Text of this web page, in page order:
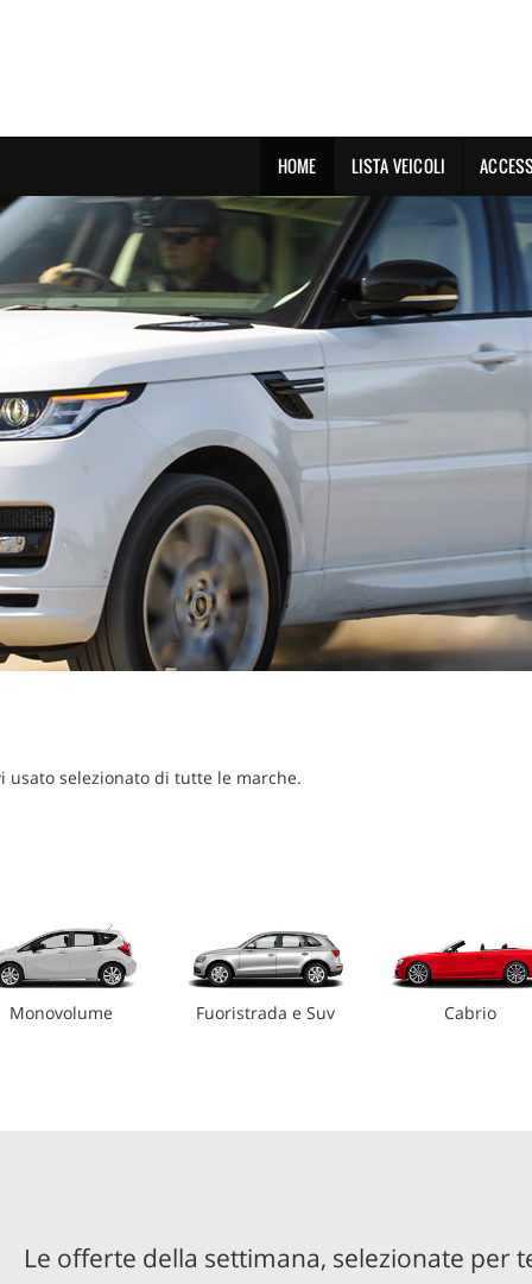
HOME LISTA VEICOLI
usato selezionato di tutte le marche.
Monovolume Fuoristrada e Suv Cabrio
Le offerte della settimana, selezionate per